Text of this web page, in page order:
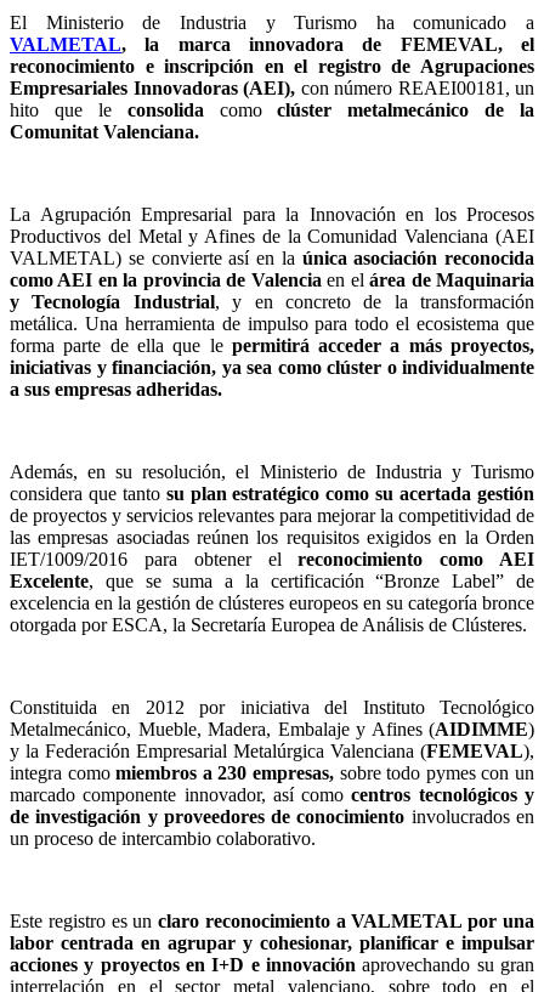
El Ministerio de Industria y Turismo ha comunicado a
VALMETAL, la marca innovadora de FEMEVAL, el
reconocimiento e inscripción en el registro de Agrupaciones
Empresariales Innovadoras (AEI), con número REAEI00181, un
hito que le consolida comoclúster metalmecánico de la
Comunitat Valenciana.
La Agrupación Empresarial para la Innovación en los Procesos
Productivos del Metal y Afines de la Comunidad Valenciana (AEI
VALMETAL) se convierte así en la única asociación reconocida
como AEI en la provincia de Valencia en elárea de Maquinaria
y Tecnología Industrial, y en concreto de la transformación
metálica. Una herramienta de impulso para todo el ecosistema que
forma parte de ella que le permitirá acceder a más proyectos,
iniciativas y financiación, ya sea como clúster o individualmente
a sus empresas adheridas.
Además, en su resolución, el Ministerio de Industria y Turismo
considera que tanto su plan estratégico como su acertada gestión
de proyectos y servicios relevantes para mejorar la competitividad de
las empresas asociadas reúnen los requisitos exigidos en la Orden
IET/1009/2016 para obtener elreconocimiento como AEI
Excelente, que se suma a la certificación “Bronze Label” de
excelencia en la gestión de clústeres europeos en su categoría bronce
otorgada por ESCA, la Secretaría Europea de Análisis de Clústeres.
Constituida en 2012 por iniciativa del Instituto Tecnológico
Metalmecánico, Mueble, Madera, Embalaje y Afines (AIDIMME)
y la Federación Empresarial Metalúrgica Valenciana (FEMEVAL),
integra comomiembros a 230 empresas, sobre todo pymes con un
marcado componente innovador, así comocentros tecnológicos y
de investigación y proveedores de conocimiento involucrados en
un proceso de intercambio colaborativo.
Este registro es unclaro reconocimiento a VALMETAL por una
labor centrada en agrupar y cohesionar, planificar e impulsar
acciones y proyectos en I+D e innovaciónaprovechando su gran
interrelación en el sector metal valenciano, sobre todo en el